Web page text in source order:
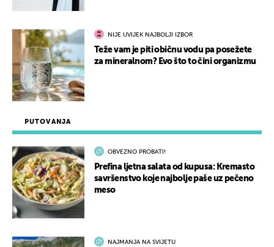
PUTOVANJA
OBVEZNO PROBATI!
Prefina ljetna salata od kupusa: Kremasto
savršenstvo koje najbolje paše uz pečeno
meso
NAJMANJA NA SVIJETU
NIJE UVIJEK NAJBOLJI IZBOR
Teže vam je piti običnu vodu pa posežete
za mineralnom? Evo što to čini organizmu